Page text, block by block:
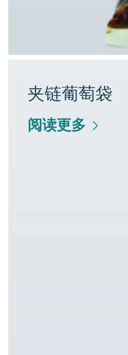
夹链葡萄袋
阅读更多